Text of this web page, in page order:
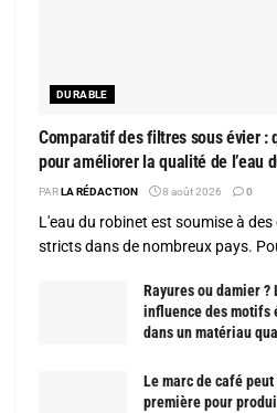
DURABLE
Comparatif des filtres sous évier :
pour améliorer la qualité de l’eau
PAR LA RÉDACTION 8 août 2026 0
L'eau du robinet est soumise à
stricts dans de nombreux pays.
Rayures ou damier ?
influence des motifs
dans un matériau
Le marc de café
première pour